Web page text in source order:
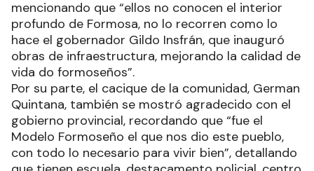
mencionando que “ellos no conocen el interior
profundo de Formosa, no lo recorren como lo
hace el gobernador Gildo Insfrán, que inauguró
obras de infraestructura, mejorando la calidad de
vida do formoseños”.
Por su parte, el cacique de la comunidad, German
Quintana, también se mostró agradecido con el
gobierno provincial, recordando que “fue el
Modelo Formoseño el que nos dio este pueblo,
con todo lo necesario para vivir bien”, detallando